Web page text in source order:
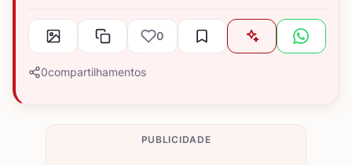
0
0compartilhamentos
PUBLICIDADE